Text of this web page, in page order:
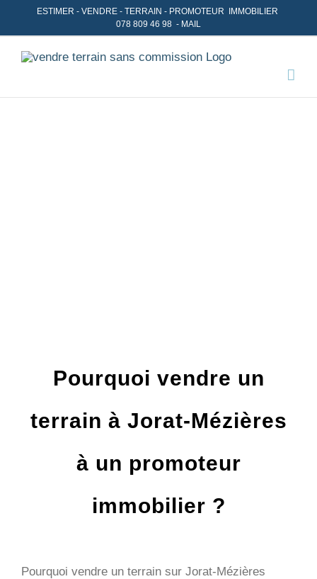
to
content
ESTIMER - VENDRE - TERRAIN - PROMOTEUR IMMOBILIER
078 809 46 98 - MAIL
Pourquoi vendre un
terrain à Jorat-Mézières
à un promoteur
immobilier ?
Pourquoi vendre un terrain sur Jorat-Mézières